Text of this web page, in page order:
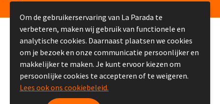
Custom made opladers & oplaadkabels
Custom made telefoon accessoires
Custom made webcam covers
Custom made USB sticks
© Copyright La Parada 2008-2026
Om de gebruikerservaring van La Parada te
verbeteren, maken wij gebruik van functionele en
analytische cookies. Daarnaast plaatsen we cookies
om je bezoek en onze communicatie persoonlijker en
makkelijker te maken. Je kunt ervoor kiezen om
persoonlijke cookies te accepteren of te weigeren.
Lees ook ons cookiebeleid.